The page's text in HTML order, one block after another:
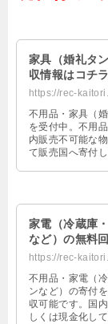
家具（婚礼タ
収情報はコチラ
https://rec-
不用品・家具（
を受付中。不用
内販売不可能な
て販売国へ寄付し
家電（冷蔵庫
など）の無料
https://rec-
不用品・家電（
ンなど）の寄付
収可能です。国
しくは現金化し